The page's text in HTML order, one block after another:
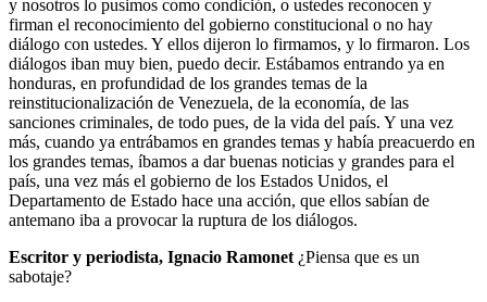
y nosotros lo pusimos como condición, o ustedes reconocen y
firman el reconocimiento del gobierno constitucional o no hay
diálogo con ustedes. Y ellos dijeron lo firmamos, y lo firmaron. Los
diálogos iban muy bien, puedo decir. Estábamos entrando ya en
honduras, en profundidad de los grandes temas de la
reinstitucionalización de Venezuela, de la economía, de las
sanciones criminales, de todo pues, de la vida del país. Y una vez
más, cuando ya entrábamos en grandes temas y había preacuerdo en
los grandes temas, íbamos a dar buenas noticias y grandes para el
país, una vez más el gobierno de los Estados Unidos, el
Departamento de Estado hace una acción, que ellos sabían de
antemano iba a provocar la ruptura de los diálogos.
Escritor y periodista, Ignacio Ramonet ¿Piensa que es un
sabotaje?